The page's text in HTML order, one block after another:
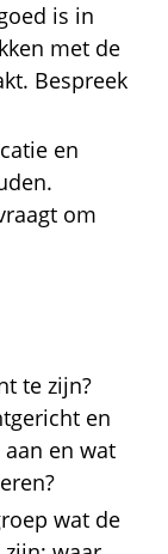
is in
met de
Bespreek
en
om
te zijn?
en
en wat
wat de